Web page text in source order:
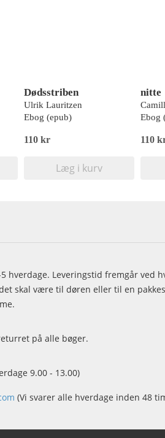
Dødsstriben
Ulrik Lauritzen
Ebog (epub)
110 kr
Læg i kurv
nitte
Ebog
110
hverdage. Leveringstid fremgår ved
skal være til døren eller til en
på alle bøger.
9.00 - 13.00)
(Vi svarer alle hverdage inden 48